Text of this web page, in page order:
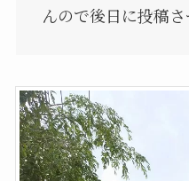
んので後日に投稿さ